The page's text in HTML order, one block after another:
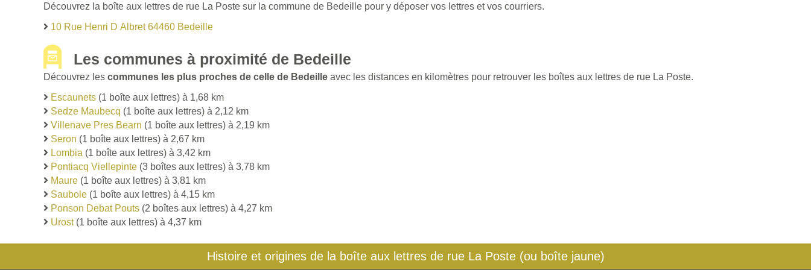
Découvrez la boîte aux lettres de rue La Poste sur la commune de Bedeille pour y déposer vos lettres et vos courriers.
10 Rue Henri D Albret 64460 Bedeille
Les communes à proximité de Bedeille
Découvrez les communes les plus proches de celle de Bedeille avec les distances en kilomètres pour retrouver les boîtes aux lettres de rue La Poste.
Escaunets (1 boîte aux lettres) à 1,68 km
Sedze Maubecq (1 boîte aux lettres) à 2,12 km
Villenave Pres Bearn (1 boîte aux lettres) à 2,19 km
Seron (1 boîte aux lettres) à 2,67 km
Lombia (1 boîte aux lettres) à 3,42 km
Pontiacq Viellepinte (3 boîtes aux lettres) à 3,78 km
Maure (1 boîte aux lettres) à 3,81 km
Saubole (1 boîte aux lettres) à 4,15 km
Ponson Debat Pouts (2 boîtes aux lettres) à 4,27 km
Urost(1 boîte aux lettres) à 4,37 km
Histoire et origines de la boîte aux lettres de rue La Poste (ou boîte jaune)